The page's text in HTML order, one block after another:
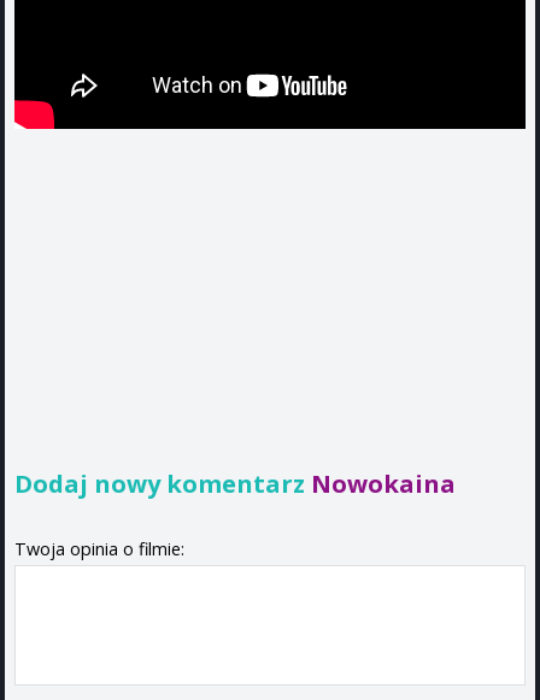
Dodaj nowy komentarz Nowokaina
Twoja opinia o filmie: